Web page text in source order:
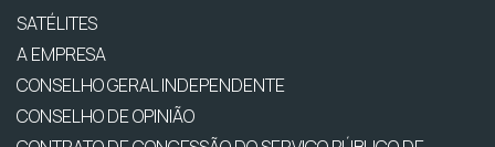
SATÉLITES
A EMPRESA
CONSELHO GERAL INDEPENDENTE
CONSELHO DE OPINIÃO